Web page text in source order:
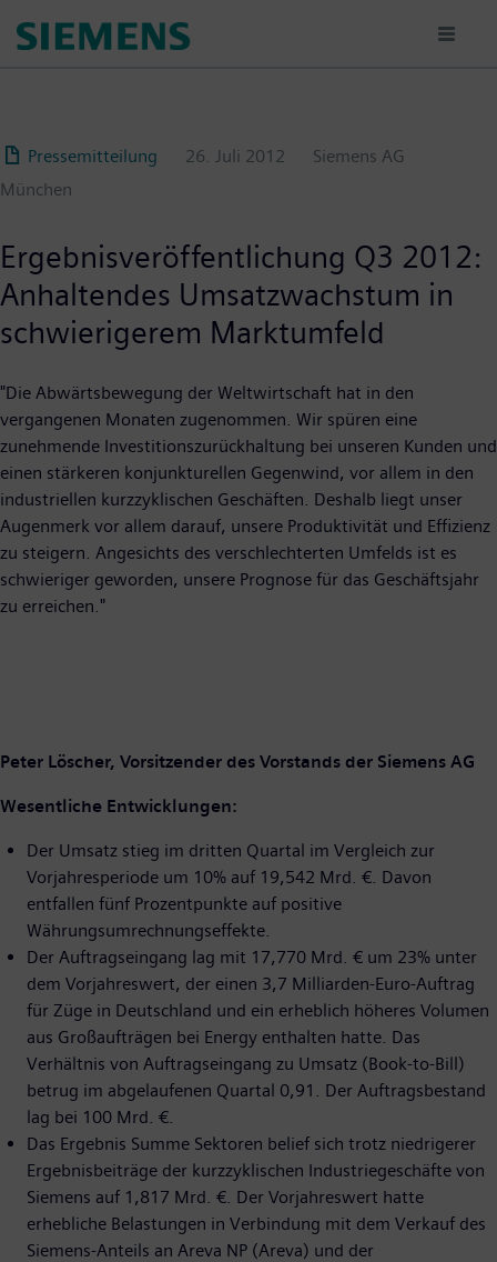
para
Pressemitteilung
26. Juli 2012
Siemens AG
München
Ergebnisveröffentlichung Q3 2012:
Anhaltendes Umsatzwachstum in
schwierigerem Marktumfeld
"Die Abwärtsbewegung der Weltwirtschaft hat in den
vergangenen Monaten zugenommen. Wir spüren eine
zunehmende Investitionszurückhaltung bei unseren Kunden und
einen stärkeren konjunkturellen Gegenwind, vor allem in den
industriellen kurzzyklischen Geschäften. Deshalb liegt unser
Augenmerk vor allem darauf, unsere Produktivität und Effizienz
zu steigern. Angesichts des verschlechterten Umfelds ist es
schwieriger geworden, unsere Prognose für das Geschäftsjahr
zu erreichen."
Peter Löscher, Vorsitzender des Vorstands der Siemens AG
Wesentliche Entwicklungen:
Der Umsatz stieg im dritten Quartal im Vergleich zur
Vorjahresperiode um 10% auf 19,542 Mrd. €. Davon
entfallen fünf Prozentpunkte auf positive
Währungsumrechnungseffekte.
Der Auftragseingang lag mit 17,770 Mrd. € um 23% unter
dem Vorjahreswert, der einen 3,7 Milliarden-Euro-Auftrag
für Züge in Deutschland und ein erheblich höheres Volumen
aus Großaufträgen bei Energy enthalten hatte. Das
Verhältnis von Auftragseingang zu Umsatz (Book-to-Bill)
betrug im abgelaufenen Quartal 0,91. Der Auftragsbestand
lag bei 100 Mrd. €.
Das Ergebnis Summe Sektoren belief sich trotz niedrigerer
Ergebnisbeiträge der kurzzyklischen Industriegeschäfte von
Siemens auf 1,817 Mrd. €. Der Vorjahreswert hatte
erhebliche Belastungen in Verbindung mit dem Verkauf des
Siemens-Anteils an Areva NP (Areva) und der